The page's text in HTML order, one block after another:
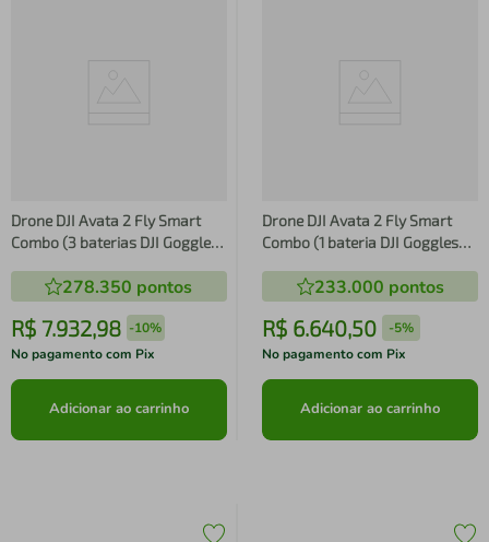
Drone DJI Avata 2 Fly Smart
Combo (3 baterias DJI Goggles
DJI074 278.350 pontos
R$ 7.932,98 -10%
No pagamento com Pix
Adicionar ao carrinho
Drone DJI Avata 2 Fly Smart
Combo (1 bateria DJI Goggles
DJI073 233.000 pontos
R$ 6.640,50 -5%
No pagamento com Pix
Adicionar ao carrinho